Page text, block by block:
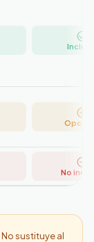
No
No sustituye al